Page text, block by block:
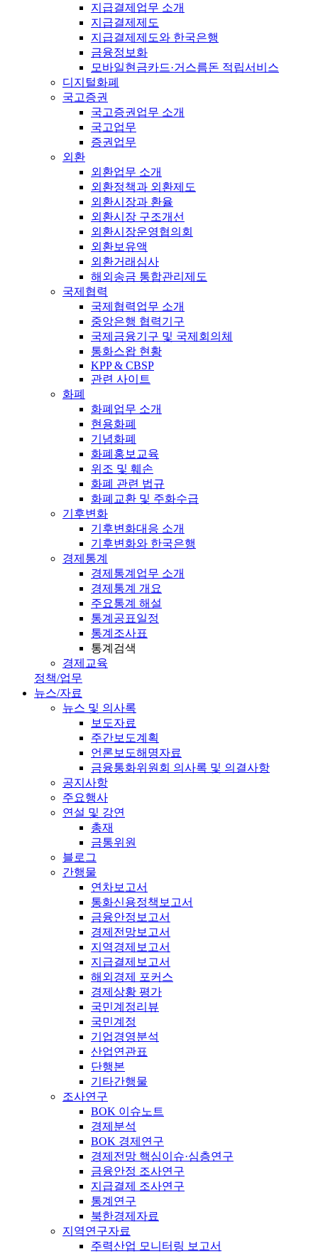
지급결제업무 소개
지급결제제도
지급결제제도와 한국은행
금융정보화
모바일현금카드·거스름돈 적립서비스
디지털화폐
국고증권
국고증권업무 소개
국고업무
증권업무
외환
외환업무 소개
외환정책과 외환제도
외환시장과 환율
외환시장 구조개선
외환시장운영협의회
외환보유액
외환거래심사
해외송금 통합관리제도
국제협력
국제협력업무 소개
중앙은행 협력기구
국제금융기구 및 국제회의체
통화스왑 현황
KPP & CBSP
관련 사이트
화폐
화폐업무 소개
현용화폐
기념화폐
화폐홍보교육
위조 및 훼손
화폐 관련 법규
화폐교환 및 주화수급
기후변화
기후변화대응 소개
기후변화와 한국은행
경제통계
경제통계업무 소개
경제통계 개요
주요통계 해설
통계공표일정
통계조사표
통계검색
경제교육
정책/업무
뉴스/자료
뉴스 및 의사록
보도자료
주간보도계획
언론보도해명자료
금융통화위원회 의사록 및 의결사항
공지사항
주요행사
연설 및 강연
총재
금통위원
블로그
간행물
연차보고서
통화신용정책보고서
금융안정보고서
경제전망보고서
지역경제보고서
지급결제보고서
해외경제 포커스
경제상황 평가
국민계정리뷰
국민계정
기업경영분석
산업연관표
단행본
기타간행물
조사연구
BOK 이슈노트
경제분석
BOK 경제연구
경제전망 핵심이슈·심층연구
금융안정 조사연구
지급결제 조사연구
통계연구
북한경제자료
지역연구자료
주력산업 모니터링 보고서